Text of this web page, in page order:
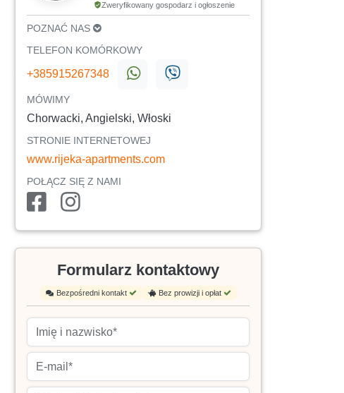
Zweryfikowany gospodarz i ogłoszenie
POZNAĆ NAS
TELEFON KOMÓRKOWY
+385915267348
MÓWIMY
Chorwacki, Angielski, Włoski
STRONIE INTERNETOWEJ
www.rijeka-apartments.com
POŁĄCZ SIĘ Z NAMI
Formularz kontaktowy
Bezpośredni kontakt Bez prowizji i opłat